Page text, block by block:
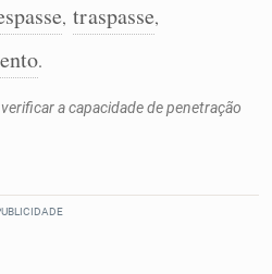
, traspasse,
.
a capacidade de penetração